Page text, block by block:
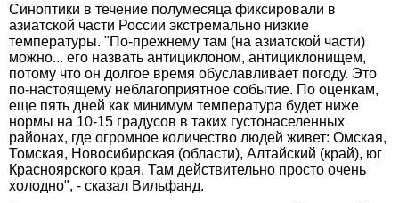
Синоптики в течение полумесяца фиксировали в
азиатской части России экстремально низкие
температуры. "По-прежнему там (на азиатской части)
можно... его назвать антициклоном, антициклонищем,
потому что он долгое время обуславливает погоду. Это
по-настоящему неблагоприятное событие. По оценкам,
еще пять дней как минимум температура будет ниже
нормы на 10-15 градусов в таких густонаселенных
районах, где огромное количество людей живет: Омская,
Томская, Новосибирская (области), Алтайский (край), юг
Красноярского края. Там действительно просто очень
холодно", - сказал Вильфанд.